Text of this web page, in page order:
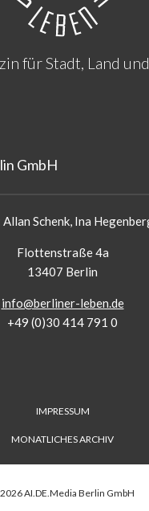
für Stadt, Land
GmbH
Schenk, Ina
Flottenstraße 4a
13407 Berlin
info@berliner-leben.de
+49 (0)30 414 791 0
IMPRESSUM
MONATLICHES ARCHIV
2026AI.DE.Media Berlin GmbH